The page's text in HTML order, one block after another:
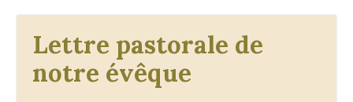
Lettre pastorale de
notre évêque